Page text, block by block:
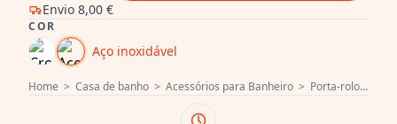
Home > Casa de banho > Acessórios para Banheiro > Porta-rolo de reserva
Envio 8,00 €
COR
Aço inoxidável